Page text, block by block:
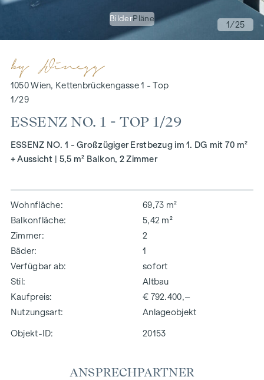
BilderPläne
1/25
1050 Wien, Kettenbrückengasse 1 - Top
1/29
ESSENZ NO. 1 - TOP 1/29
ESSENZ NO. 1 - Großzügiger Erstbezug im 1. DG mit 70 m²
+ Aussicht | 5,5 m² Balkon, 2 Zimmer
Wohnfläche
69,73 m²
Balkonfläche
5,42 m²
Zimmer
2
Bäder
1
Verfügbar ab
sofort
Stil
Altbau
Kaufpreis
€ 792.400,–
Nutzungsart
Anlageobjekt
Objekt-ID: 20153
ANSPRECHPARTNER